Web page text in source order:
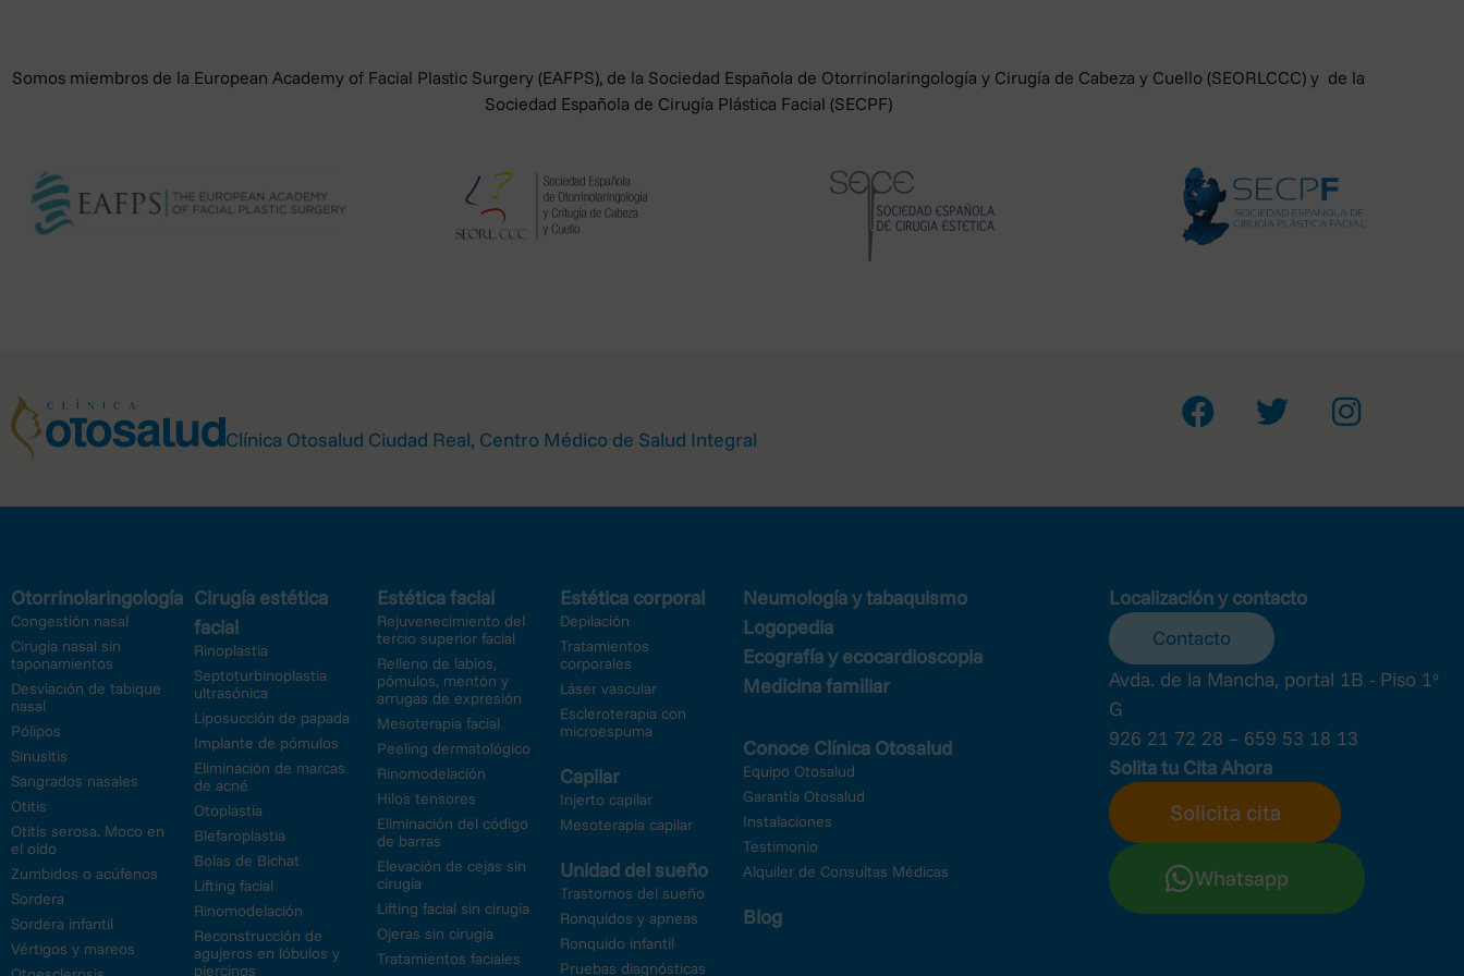
Somos miembros de la European Academy of Facial Plastic Surgery (EAFPS), de la Sociedad Española de Otorrinolaringología y Cirugía de Cabeza y Cuello (SEORLCCC) y de la
Sociedad Española de Cirugía Plástica Facial (SECPF)
Clínica Otosalud Ciudad Real, Centro Médico de Salud Integral
Otorrinolaringología
Congestión nasal
Cirugía nasal sin
taponamientos
Desviación de tabique
nasal
Pólipos
Sinusitis
Sangrados nasales
Otitis
Otitis serosa. Moco en
el oído
Zumbidos o acúfenos
Sordera
Sordera infantil
Vértigos y mareos
Cirugía estética
facial
Rinoplastia
Septoturbinoplastia
ultrasónica
Liposucción de papada
Implante de pómulos
Eliminación de marcas
de acné
Otoplastia
Blefaroplastia
Bolas de Bichat
Lifting facial
Rinomodelación
Reconstrucción de
agujeros en lóbulos y
piercings
Estética facial
Rejuvenecimiento del
tercio superior facial
Relleno de labios,
pómulos, mentón y
arrugas de expresión
Mesoterapia facial
Peeling dermatológico
Rinomodelación
Hilos tensores
Eliminación del código
de barras
Elevación de cejas sin
cirugía
Lifting facial sin cirugía
Ojeras sin cirugía
Tratamientos faciales
Estética corporal
Depilación
Tratamientos
corporales
Láser vascular
Escleroterapia con
microespuma
Capilar
Injerto capilar
Mesoterapia capilar
Unidad del sueño
Trastornos del sueño
Ronquidos y apneas
Ronquido infantil
Pruebas diagnósticas
Neumología y tabaquismo
Logopedia
Ecografía y ecocardioscopia
Medicina familiar
Conoce Clínica Otosalud
Equipo Otosalud
Garantía Otosalud
Instalaciones
Testimonio
Alquiler de Consultas Médicas
Blog
Localización y contacto
Contacto
Avda. de la Mancha, portal 1B - Piso 1º
G
926 21 72 28 – 659 53 18 13
Solita tu Cita Ahora
Solicita cita
Whatsapp
(www.agpd.es), o bien mediante escrito dirigido a su dirección postal (C/Jorge Juan, 6, 28001-Madrid).